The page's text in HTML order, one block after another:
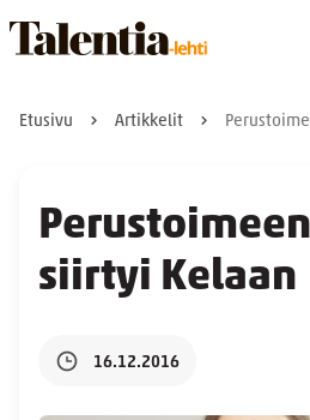
Etusivu Artikkelit
siirtyi Kelaan
16.12.2016